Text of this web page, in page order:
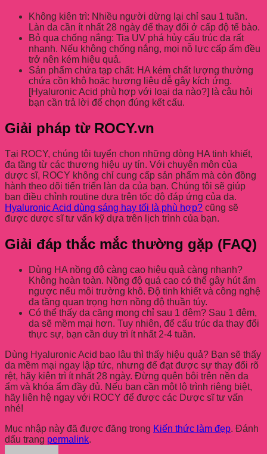
Không kiên trì: Nhiều người dừng lại chỉ sau 1 tuần.
Làn da cần ít nhất 28 ngày để thay đổi ở cấp độ tế bào.
Bỏ qua chống nắng: Tia UV phá hủy cấu trúc da rất
nhanh. Nếu không chống nắng, mọi nỗ lực cấp ẩm đều
trở nên kém hiệu quả.
Sản phẩm chứa tạp chất: HA kém chất lượng thường
chứa cồn khô hoặc hương liệu dễ gây kích ứng.
[Hyaluronic Acid phù hợp với loại da nào?] là câu hỏi
bạn cần trả lời để chọn đúng kết cấu.
Giải pháp từ ROCY.vn
Tại ROCY, chúng tôi tuyển chọn những dòng HA tinh khiết,
đa tầng từ các thương hiệu uy tín. Với chuyên môn của
dược sĩ, ROCY không chỉ cung cấp sản phẩm mà còn đồng
hành theo dõi tiến triển làn da của bạn. Chúng tôi sẽ giúp
bạn điều chỉnh routine dựa trên tốc độ đáp ứng của da.
Hyaluronic Acid dùng sáng hay tối là phù hợp? cũng sẽ
được dược sĩ tư vấn kỹ dựa trên lịch trình của bạn.
Giải đáp thắc mắc thường gặp (FAQ)
Dùng HA nồng độ càng cao hiệu quả càng nhanh?
Không hoàn toàn. Nồng độ quá cao có thể gây hút ẩm
ngược nếu môi trường khô. Độ tinh khiết và công nghệ
đa tầng quan trọng hơn nồng độ thuần túy.
Có thể thấy da căng mọng chỉ sau 1 đêm? Sau 1 đêm,
da sẽ mềm mại hơn. Tuy nhiên, để cấu trúc da thay đổi
thực sự, bạn cần duy trì ít nhất 2-4 tuần.
Dùng Hyaluronic Acid bao lâu thì thấy hiệu quả? Bạn sẽ thấy
da mềm mại ngay lập tức, nhưng để đạt được sự thay đổi rõ
rệt, hãy kiên trì ít nhất 28 ngày. Đừng quên bôi trên nền da
ẩm và khóa ẩm đầy đủ. Nếu bạn cần một lộ trình riêng biệt,
hãy liên hệ ngay với ROCY để được các Dược sĩ tư vấn
nhé!
Mục nhập này đã được đăng trong Kiến thức làm đẹp. Đánh
dấu trang permalink.